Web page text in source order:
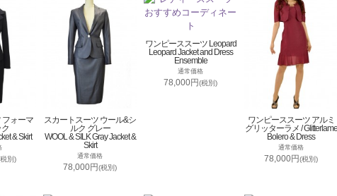
フォーマ
& Skirt
別)
スカートスーツ ウール&シ
ルク グレー
WOOL & SILK Gray Jacket &
Skirt
通常価格
78,000円(税別)
ワンピーススーツ Leopard
Leopard Jacket and Dress
Ensemble
通常価格
78,000円(税別)
ワンピーススーツ アルミ
グリッターラメ / Glitterlame
Bolero & Dress
通常価格
78,000円(税別)